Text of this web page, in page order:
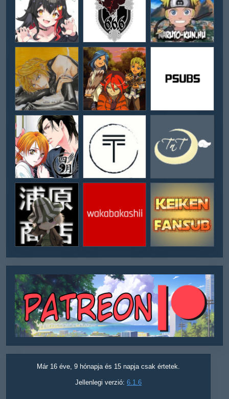
Már 16 éve, 9 hónapja és 15 napja csak értetek.
Jellenlegi verzió: 6.1.6